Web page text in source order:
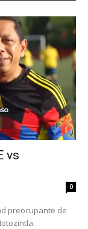
vs
0
preocupante de